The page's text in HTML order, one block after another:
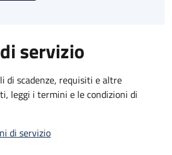
servizio
di scadenze, requisiti e altre
leggi i termini e le condizioni di
di servizio